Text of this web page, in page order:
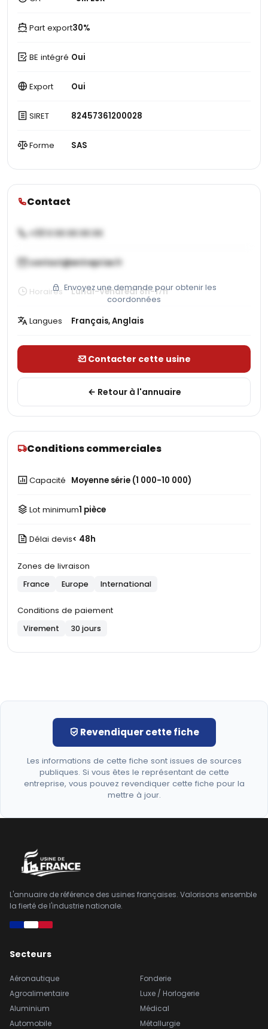
Part export30%
BE intégré Oui
Export Oui
SIRET 82457361200028
Forme SAS
Contact
+33 X XX XX XX XX
contact@entreprise.fr
Envoyez une demande pour obtenir les
coordonnées
Horaires Lundi-Vendredi 8h-17h
Langues Français, Anglais
Contacter cette usine
Retour à l'annuaire
Conditions commerciales
Capacité Moyenne série (1 000-10 000)
Lot minimum1 pièce
Délai devis< 48h
Zones de livraison
France Europe International
Conditions de paiement
Virement 30 jours
Revendiquer cette fiche
Les informations de cette fiche sont issues de sources
publiques. Si vous êtes le représentant de cette
entreprise, vous pouvez revendiquer cette fiche pour la
mettre à jour.
L'annuaire de référence des usines françaises. Valorisons ensemble
la fierté de l'industrie nationale.
Secteurs
Aéronautique
Agroalimentaire
Aluminium
Automobile
Fonderie
Luxe / Horlogerie
Médical
Métallurgie